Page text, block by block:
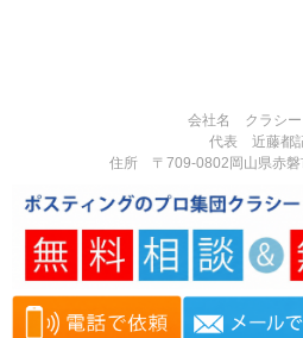
会社名 クラシー
代表 近藤都
住所 〒709-0802岡山県赤磐
営業時間:8:00-
定休日:不定
Copyright© 岡山県赤磐市で反響実績多数
店｜チラシ・広告制作・ポスティングな
Rights